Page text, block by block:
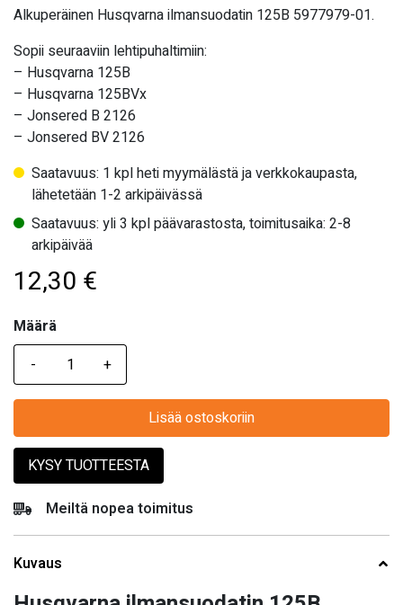
Alkuperäinen Husqvarna ilmansuodatin 125B 5977979-01.
Sopii seuraaviin lehtipuhaltimiin:
– Husqvarna 125B
– Husqvarna 125BVx
– Jonsered B 2126
– Jonsered BV 2126
Saatavuus: 1 kpl heti myymälästä ja verkkokaupasta,
lähetetään 1-2 arkipäivässä
Saatavuus: yli 3 kpl päävarastosta, toimitusaika: 2-8
arkipäivää
12,30 €
Määrä
Määrä
Lisää ostoskoriin
KYSY TUOTTEESTA
Meiltä nopea toimitus
Kuvaus